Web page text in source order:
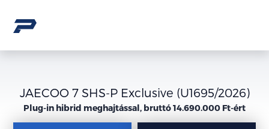
JAECOO 7 SHS-P Exclusive (U1695/2026)
Plug-in hibrid meghajtással, bruttó 14.690.000 Ft-ért